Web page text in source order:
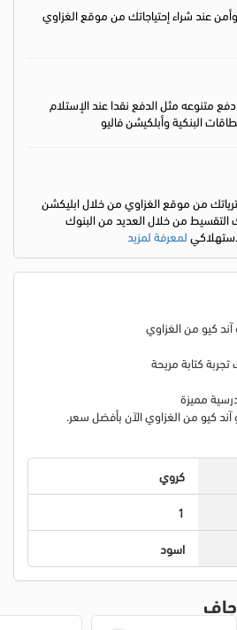
عند شراء إحتياجاتك من موقع الغزاوي
متنوعه مثل الدفع نقدا عند الإستلام
البنكية وأبلكيشن فاليو
من موقع الغزاوي من خلال ابليكشن
التقسيط من خلال العديد من البنوك
لمعرفة لمزيد
كيو من الغزاوي
كتابة مريحة
مميزة
كيو من الغزاوي الآن بأفضل سعر.
كروي
1
اسود
جاف